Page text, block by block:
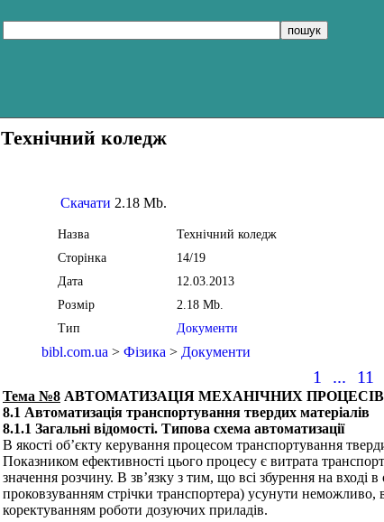
Технічний коледж
Скачати 2.18 Mb.
Назва
Технічний коледж
Сторінка
14/19
Дата
12.03.2013
Розмір
2.18 Mb.
Тип
Документи
bibl.com.ua > Фізика > Документи
1 ... 11
Тема №8 АВТОМАТИЗАЦІЯ МЕХАНІЧНИХ ПРОЦЕСІВ
8.1 Автоматизація транспортування твердих матеріалів
8.1.1 Загальні відомості. Типова схема автоматизації
В якості об’єкту керування процесом транспортування
Показником ефективності цього процесу є витрата
значення розчину. В зв’язку з тим, що всі збурення на вході
проковзуванням стрічки транспортера) усунути неможливо,
коректуванням роботи дозуючих приладів.